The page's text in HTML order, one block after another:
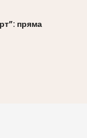
пряма